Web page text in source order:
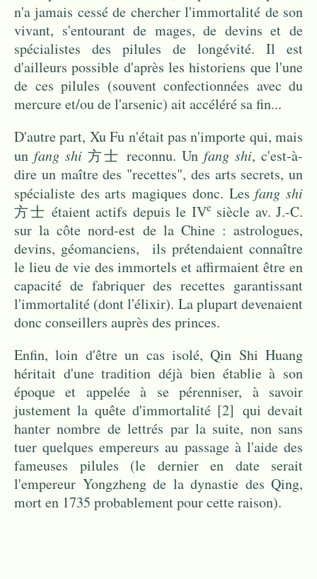
n'a jamais cessé de chercher l'immortalité de son
vivant, s'entourant de mages, de devins et de
spécialistes des pilules de longévité. Il est
d'ailleurs possible d'après les historiens que l'une
de ces pilules (souvent confectionnées avec du
mercure et/ou de l'arsenic) ait accéléré sa fin...
D'autre part, Xu Fu n'était pas n'importe qui, mais
unfang shi 方士 reconnu. Un fang shi, c'est-à-
dire un maître des "recettes", des arts secrets, un
spécialiste des arts magiques donc. Lesfang shi
方士 étaient actifs depuis le IVesiècle av. J.-C.
sur la côte nord-est de la Chine : astrologues,
devins, géomanciens, ils prétendaient connaître
le lieu de vie des immortels et affirmaient être en
capacité de fabriquer des recettes garantissant
l'immortalité (dont l'élixir). La plupart devenaient
donc conseillers auprès des princes.
Enfin, loin d'être un cas isolé, Qin Shi Huang
héritait d'une tradition déjà bien établie à son
époque et appelée à se pérenniser, à savoir
justement la quête d'immortalité [2] qui devait
hanter nombre de lettrés par la suite, non sans
tuer quelques empereurs au passage à l'aide des
fameuses pilules (le dernier en date serait
l'empereur Yongzheng de la dynastie des Qing,
mort en 1735 probablement pour cette raison).